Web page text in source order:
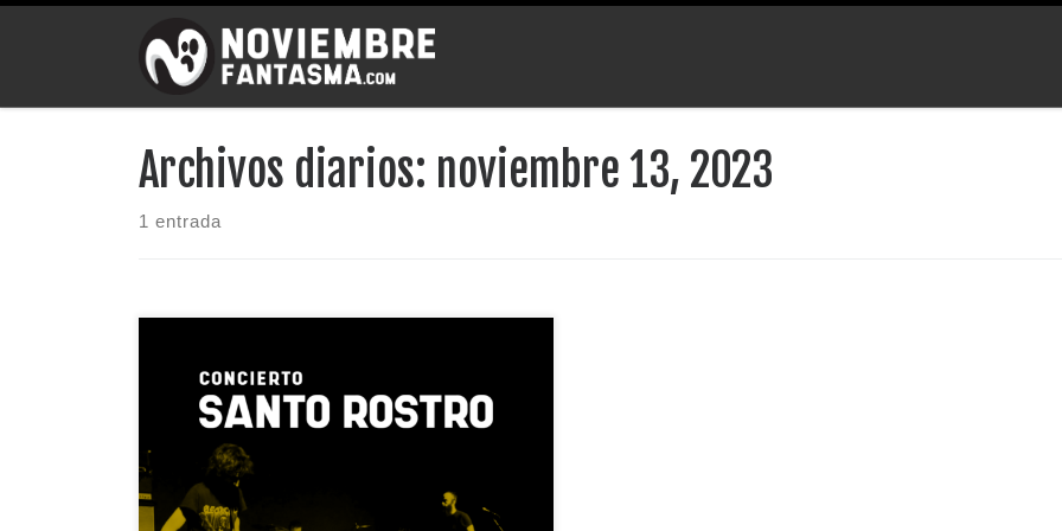
Saltar al contenido
Archivos diarios: noviembre 13, 2023
1 entrada
Presentando su nuevo disco, dentro de la
programación de Fancine, […]